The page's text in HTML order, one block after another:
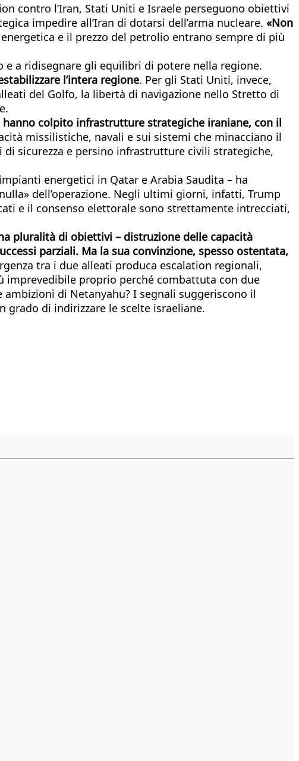
contro l’Iran, Stati Uniti e Israele perseguono obiettivi
impedire all’Iran di dotarsi dell’arma nucleare. «Non
e il prezzo del petrolio entrano sempre di più
a ridisegnare gli equilibri di potere nella regione.
l’intera regione. Per gli Stati Uniti, invece,
del Golfo, la libertà di navigazione nello Stretto di
colpito infrastrutture strategiche iraniane, con il
missilistiche, navali e sui sistemi che minacciano il
sicurezza e persino infrastrutture civili strategiche,
energetici in Qatar e Arabia Saudita – ha
dell’operazione. Negli ultimi giorni, infatti, Trump
e il consenso elettorale sono strettamente intrecciati,
pluralità di obiettivi – distruzione delle capacità
parziali. Ma la sua convinzione, spesso ostentata,
tra i due alleati produca escalation regionali,
proprio perché combattuta con due
di Netanyahu? I segnali suggeriscono il
di indirizzare le scelte israeliane.